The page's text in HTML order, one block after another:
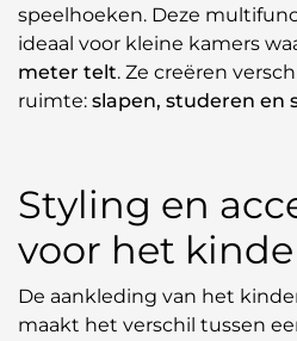
speelhoeken. Deze
ideaal voor kleine kamers
meter telt. Ze creëren
ruimte: slapen, studeren en
Styling en
voor het
De aankleding van het
maakt het verschil tussen